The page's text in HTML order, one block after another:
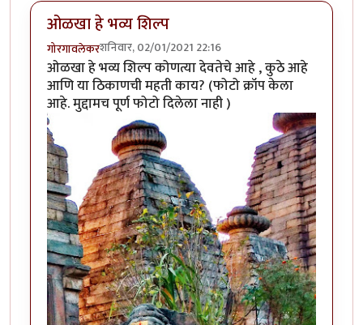
ओळखा हे भव्य शिल्प
गोरगावलेकरशनिवार, 02/01/2021 22:16
ओळखा हे भव्य शिल्प कोणत्या देवतेचे आहे , कुठे आहे
आणि या ठिकाणची महती काय? (फोटो क्रॉप केला
आहे. मुद्दामच पूर्ण फोटो दिलेला नाही )